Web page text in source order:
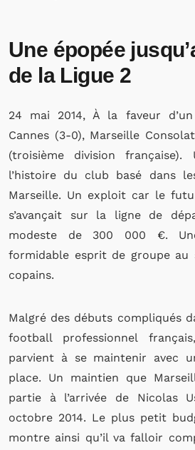
Une épopée
de la Ligue 2
24 mai 2014, À la faveur
Cannes (3-0), Marseille
(troisième division française).
l’histoire du club basé dans
Marseille. Un exploit car le
s’avançait sur la ligne de
modeste de 300 000 €.
formidable esprit de groupe au
copains.
Malgré des débuts compliqués
football professionnel
parvient à se maintenir avec
place. Un maintien que
partie à l’arrivée de Nicolas
octobre 2014. Le plus petit
montre ainsi qu’il va falloir